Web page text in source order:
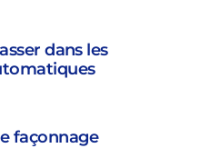
dans les
façonnage